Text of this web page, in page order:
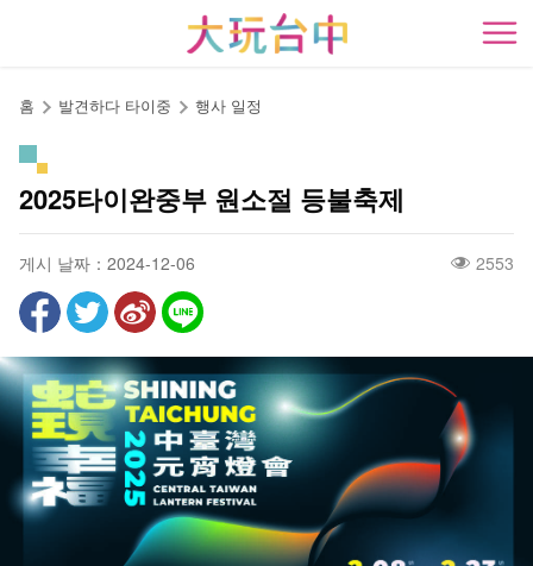
開
홈 발견하다 타이중 행사 일정
2025타이완중부 원소절 등불축제
게시 날짜：2024-12-06 2553